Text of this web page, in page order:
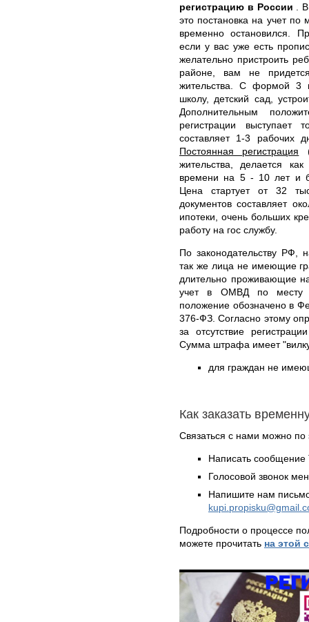
регистрацию в России
.
это постановка на учет по
временно остановился.
если у вас уже есть
желательно пристроить
районе, вам не
жительства. С формой 3
школу, детский сад,
Дополнительным
регистрации выступает
составляет 1-3 рабочих
Постоянная регистрация
жительства, делается
времени на 5 - 10 лет и
Цена стартует от 32
документов составляет
ипотеки, очень больших
работу на гос службу.
По законодательству РФ,
так же лица не имеющие
длительно проживающие
учет в ОМВД по месту
положение обозначено в
376-ФЗ. Согласно этому
за отсутствие
Сумма штрафа имеет
для граждан не
Как заказать
Связаться с нами можно по
Написать
Голосовой звонок
Напишите нам
Подробности о процессе
можете прочитать на этой